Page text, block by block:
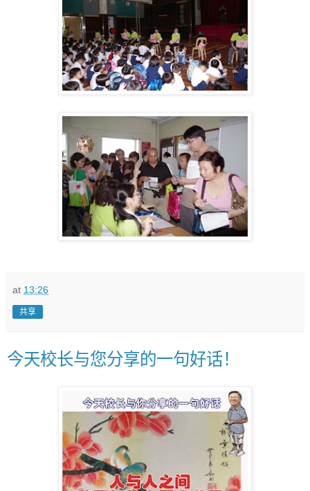
at 13:26
共享
今天校长与您分享的一句好话！